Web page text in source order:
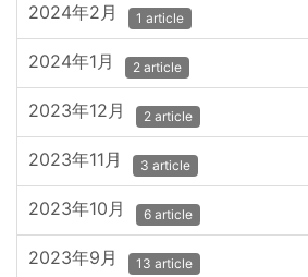
2024年2月 1 article
2024年1月 2 article
2023年12月 2 article
2023年11月 3 article
2023年10月 6 article
2023年9月 13 article